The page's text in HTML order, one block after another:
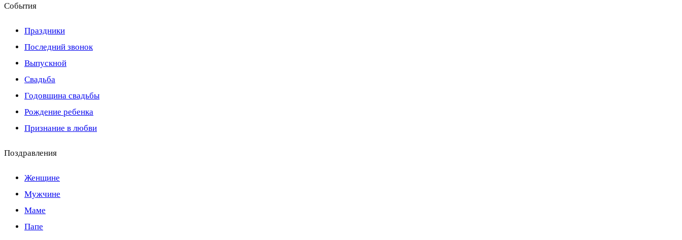
События
Праздники
Последний звонок
Выпускной
Свадьба
Годовщина свадьбы
Рождение ребенка
Признание в любви
Поздравления
Женщине
Мужчине
Маме
Папе